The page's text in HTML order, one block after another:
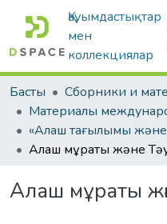
Қауымдастықтар
мен
коллекциялар
Басты
Алаш мұраты